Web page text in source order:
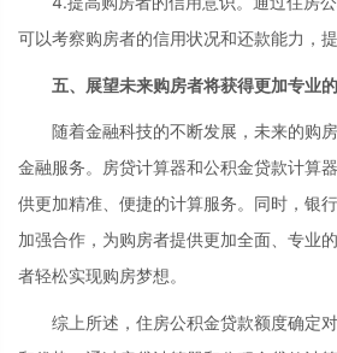
可以考察购房者的信用状况和还款能力，
五、展望未来购房者将获得更加专业
随着金融科技的不断发展，未来的购房
金融服务。房贷计算器和公积金贷款计算
供更加精准、便捷的计算服务。同时，银
加强合作，为购房者提供更加全面、专业
者轻松实现购房梦想。
综上所述，住房公积金贷款额度确定对